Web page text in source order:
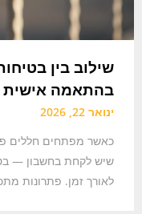
שילוב בין
בהתאמה אישית
ינואר 22, 2026
כאשר מפתחים חללים
שיש לקחת בחשבון —
לאורך זמן. פתרונות